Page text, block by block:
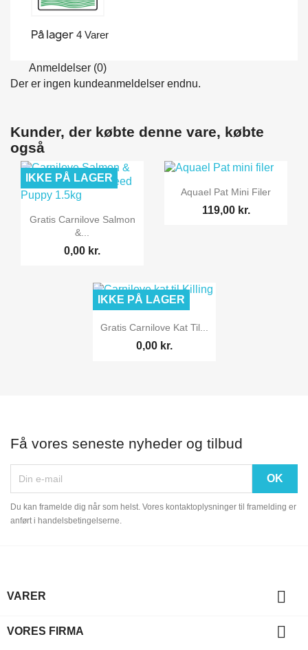
På lager 4 Varer
Anmeldelser (0)
Der er ingen kundeanmeldelser endnu.
Kunder, der købte denne vare, købte
også
 Vis her
Gratis Carnilove Salmon
&...
0,00 kr.
IKKE PÅ LAGER
 Vis her
Aquael Pat Mini Filer
119,00 kr.
 Vis her
Gratis Carnilove Kat Til...
0,00 kr.
IKKE PÅ LAGER
Få vores seneste nyheder og tilbud
Du kan framelde dig når som helst. Vores kontaktoplysninger til framelding er
anført i handelsbetingelserne.
VARER 
VORES FIRMA 